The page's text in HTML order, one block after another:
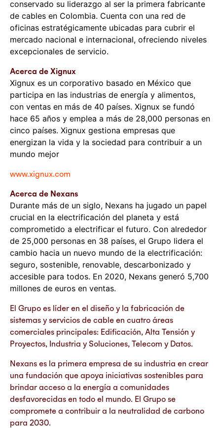
conservado su liderazgo al ser la primera fabricante
de cables en Colombia. Cuenta con una red de
oficinas estratégicamente ubicadas para cubrir el
mercado nacional e internacional, ofreciendo niveles
excepcionales de servicio.
Acerca de Xignux
Xignux es un corporativo basado en México que
participa en las industrias de energía y alimentos,
con ventas en más de 40 países. Xignux se fundó
hace 65 años y emplea a más de 28,000 personas en
cinco países. Xignux gestiona empresas que
energizan la vida y la sociedad para contribuir a un
mundo mejor
www.xignux.com
Acerca de Nexans
Durante más de un siglo, Nexans ha jugado un papel
crucial en la electrificación del planeta y está
comprometido a electrificar el futuro. Con alrededor
de 25,000 personas en 38 países, el Grupo lidera el
cambio hacia un nuevo mundo de la electrificación:
seguro, sostenible, renovable, descarbonizado y
accesible para todos. En 2020, Nexans generó 5,700
millones de euros en ventas.
El Grupo es líder en el diseño y la fabricación de
sistemas y servicios de cable en cuatro áreas
comerciales principales: Edificación, Alta Tensión y
Proyectos, Industria y Soluciones, Telecom y Datos.
Nexans es la primera empresa de su industria en crear
una fundación que apoya iniciativas sostenibles para
brindar acceso a la energía a comunidades
desfavorecidas en todo el mundo. El Grupo se
compromete a contribuir a la neutralidad de carbono
para 2030.